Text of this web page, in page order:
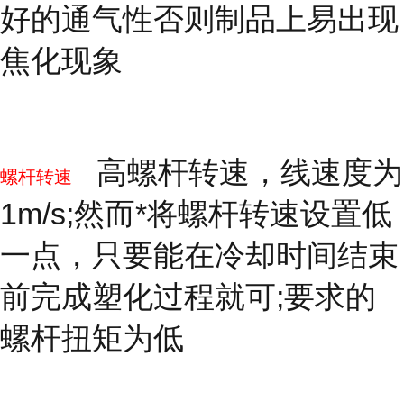
好的通气性否则制品上易出现
焦化现象
螺杆转速
高螺杆转速，线速度为
1m/s;然而*将螺杆转速设置低
一点，只要能在冷却时间结束
前完成塑化过程就可;要求的
螺杆扭矩为低